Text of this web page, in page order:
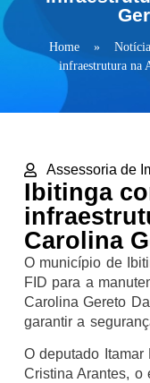
Home »
infraestrutura na
Assessoria de
Ibitinga
Carolina
O município de
FID para a
Carolina Gereto
garantir a
O deputado Itamar
Cristina Arantes, o